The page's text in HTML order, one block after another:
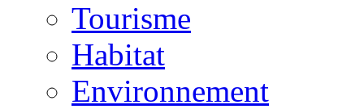
Tourisme
Habitat
Environnement